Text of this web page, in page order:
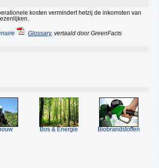
kosten vermindert hetzij de inkomsten van
Glossary, vertaald door GreenFacts
Bos & Energie Biobrandstoffen